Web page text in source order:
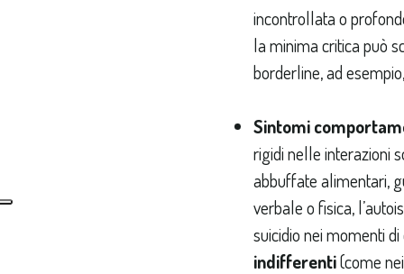
incontrollata o
la minima critica può
borderline, ad
Sintomi
rigidi nelle interazioni
abbuffate alimentari,
verbale o fisica,
suicidio nei momenti
indifferenti(come